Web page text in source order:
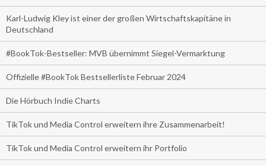
Karl-Ludwig Kley ist einer der großen Wirtschaftskapitäne in
Deutschland
#BookTok-Bestseller: MVB übernimmt Siegel-Vermarktung
Offizielle #BookTok Bestsellerliste Februar 2024
Die Hörbuch Indie Charts
TikTok und Media Control erweitern ihre Zusammenarbeit!
TikTok und Media Control erweitern ihr Portfolio